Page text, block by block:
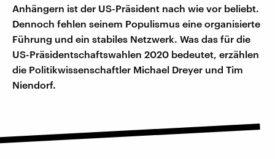
Anhängern ist der US-Präsident nach wie vor beliebt.
Dennoch fehlen seinem Populismus eine organisierte
Führung und ein stabiles Netzwerk. Was das für die
US-Präsidentschaftswahlen 2020 bedeutet, erzählen
die Politikwissenschaftler Michael Dreyer und Tim
Niendorf.